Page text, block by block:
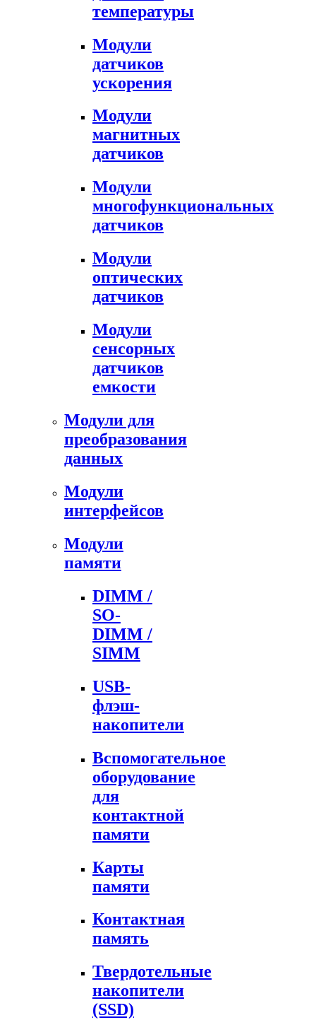
температуры
Модули
датчиков
ускорения
Модули
магнитных
датчиков
Модули
многофункциональных
датчиков
Модули
оптических
датчиков
Модули
сенсорных
датчиков
емкости
Модули для
преобразования
данных
Модули
интерфейсов
Модули
памяти
DIMM /
SO-
DIMM /
SIMM
USB-
флэш-
накопители
Вспомогательное
оборудование
для
контактной
памяти
Карты
памяти
Контактная
память
Твердотельные
накопители
(SSD)